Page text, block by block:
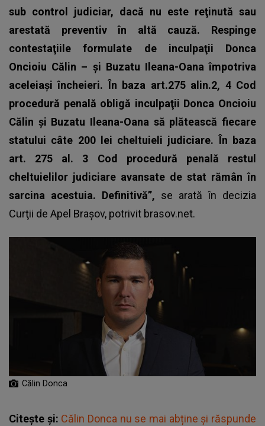
sub control judiciar, dacă nu este reţinută sau
arestată preventiv în altă cauză. Respinge
contestaţiile formulate de inculpaţii Donca
Oncioiu Călin – şi Buzatu Ileana-Oana împotriva
aceleiaşi încheieri. În baza art.275 alin.2, 4 Cod
procedură penală obligă inculpaţii Donca Oncioiu
Călin şi Buzatu Ileana-Oana să plătească fiecare
statului câte 200 lei cheltuieli judiciare. În baza
art. 275 al. 3 Cod procedură penală restul
cheltuielilor judiciare avansate de stat rămân în
sarcina acestuia. Definitivă”, se arată în decizia
Curţii de Apel Braşov, potrivit brasov.net.
Călin Donca
Citește și: Călin Donca nu se mai abține și răspunde